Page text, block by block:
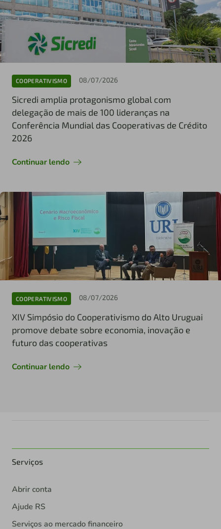
COOPERATIVISMO 08/07/2026
Sicredi amplia protagonismo global com
delegação de mais de 100 lideranças na
Conferência Mundial das Cooperativas de Crédito
2026
Continuar lendo
COOPERATIVISMO 08/07/2026
XIV Simpósio do Cooperativismo do Alto Uruguai
promove debate sobre economia, inovação e
futuro das cooperativas
Continuar lendo
Serviços
Abrir conta
Ajude RS
Serviços ao mercado financeiro